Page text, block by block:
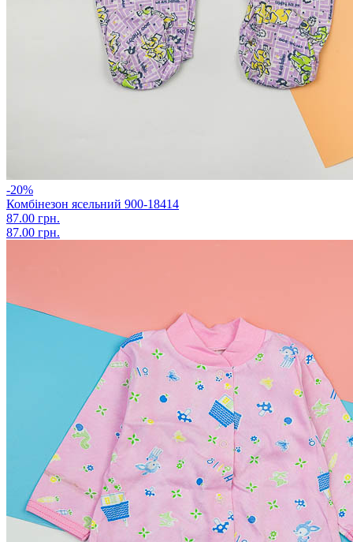
-20%
Комбінезон ясельний 900-18414
87.00 грн.
87.00 грн.